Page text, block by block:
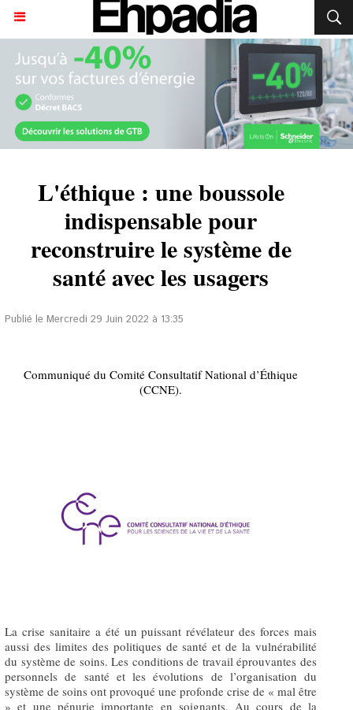
L'éthique : une boussole
indispensable pour
reconstruire le système de
santé avec les usagers
Publié le Mercredi 29 Juin 2022 à 13:35
Communiqué du Comité Consultatif National d’Éthique
(CCNE).
La crise sanitaire a été un puissant révélateur des forces mais
aussi des limites des politiques de santé et de la vulnérabilité
du système de soins. Les conditions de travail éprouvantes des
personnels de santé et les évolutions de l’organisation du
système de soins ont provoqué une profonde crise de « mal être
» et une pénurie importante en soignants. Au cours de la